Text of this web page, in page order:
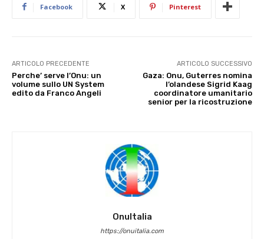
Facebook X Pinterest
ARTICOLO PRECEDENTE
Perche’ serve l’Onu: un
volume sullo UN System
edito da Franco Angeli
ARTICOLO SUCCESSIVO
Gaza: Onu, Guterres nomina
l’olandese Sigrid Kaag
coordinatore umanitario
senior per la ricostruzione
OnuItalia
https://onuitalia.com